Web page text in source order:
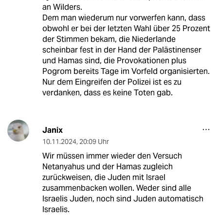
an Wilders.
Dem man wiederum nur vorwerfen kann, dass
obwohl er bei der letzten Wahl über 25 Prozent
der Stimmen bekam, die Niederlande
scheinbar fest in der Hand der Palästinenser
und Hamas sind, die Provokationen plus
Pogrom bereits Tage im Vorfeld organisierten.
Nur dem Eingreifen der Polizei ist es zu
verdanken, dass es keine Toten gab.
Janix
10.11.2024, 20:09 Uhr
Wir müssen immer wieder den Versuch
Netanyahus und der Hamas zugleich
zurückweisen, die Juden mit Israel
zusammenbacken wollen. Weder sind alle
Israelis Juden, noch sind Juden automatisch
Israelis.